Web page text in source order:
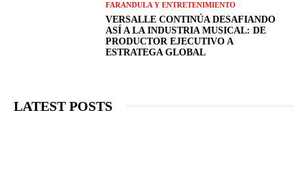
FARANDULA Y ENTRETENIMIENTO
VERSALLE CONTINÚA DESAFIANDO
ASÍ A LA INDUSTRIA MUSICAL: DE
PRODUCTOR EJECUTIVO A
ESTRATEGA GLOBAL
LATEST POSTS